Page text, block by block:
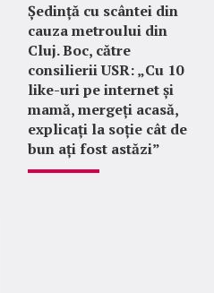
Ședință cu scântei din
cauza metroului din
Cluj. Boc, către
consilierii USR: „Cu 10
like-uri pe internet și
mamă, mergeți acasă,
explicați la soție cât de
bun ați fost astăzi”